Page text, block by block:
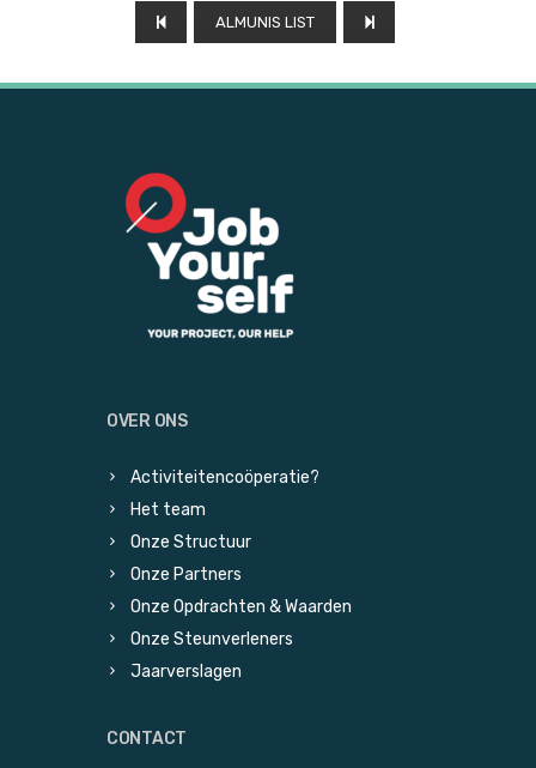
ALMUNIS LIST
OVER ONS
Activiteitencoöperatie?
Het team
Onze Structuur
Onze Partners
Onze Opdrachten & Waarden
Onze Steunverleners
Jaarverslagen
CONTACT